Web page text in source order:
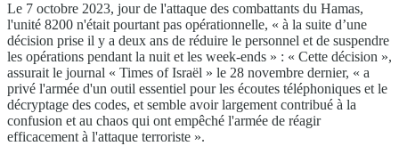
Le 7 octobre 2023, jour de l'attaque des combattants du Hamas,
l'unité 8200 n'était pourtant pas opérationnelle, « à la suite d’une
décision prise il y a deux ans de réduire le personnel et de suspendre
les opérations pendant la nuit et les week-ends » : « Cette décision »,
assurait le journal « Times of Israël » le 28 novembre dernier, « a
privé l'armée d'un outil essentiel pour les écoutes téléphoniques et le
décryptage des codes, et semble avoir largement contribué à la
confusion et au chaos qui ont empêché l'armée de réagir
efficacement à l'attaque terroriste ».